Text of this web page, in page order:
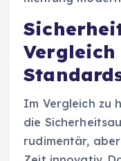
Im Vergleich zu
die
rudimentär,